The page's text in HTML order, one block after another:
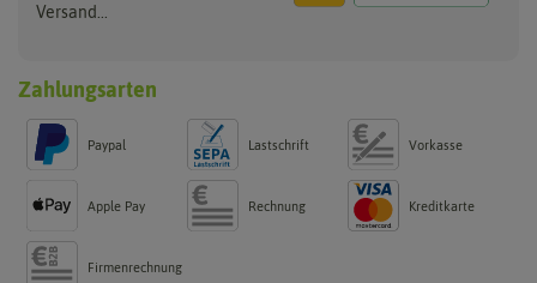
Versand...
Zahlungsarten
Paypal Lastschrift Vorkasse
Apple Pay Rechnung Kreditkarte
Firmenrechnung